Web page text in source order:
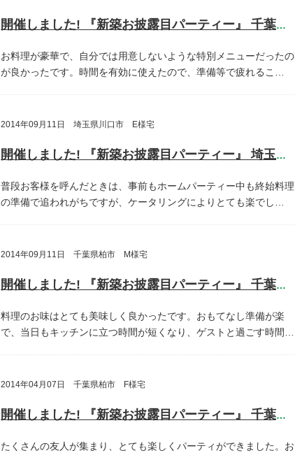
開催しました! 『新築お披露目パーティー』 千葉県柏市 A様宅
お料理が豪華で、自分では用意しないような特別メニューだったの
が良かったです。時間を有効に使えたので、準備等で疲れるこ…
2014年09月11日 埼玉県川口市 E様宅
開催しました! 『新築お披露目パーティー』 埼玉県川口市 E様宅
普段お客様を呼んだときは、事前もホームパーティー中も終始料理
の準備で追われがちですが、ケータリングによりとても楽でし…
2014年09月11日 千葉県柏市 M様宅
開催しました! 『新築お披露目パーティー』 千葉県柏市 M様宅
料理のお味はとても美味しく良かったです。おもてなし準備が楽
で、当日もキッチンに立つ時間が短くなり、ゲストと過ごす時間…
2014年04月07日 千葉県柏市 F様宅
開催しました! 『新築お披露目パーティー』 千葉県柏市 F様宅
たくさんの友人が集まり、とても楽しくパーティができました。お